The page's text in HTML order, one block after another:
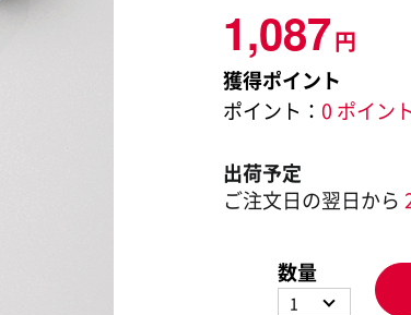
1,087円
獲得ポイント
ポイント： 0 ポイン
出荷予定
ご注文日の翌日から
数量
1